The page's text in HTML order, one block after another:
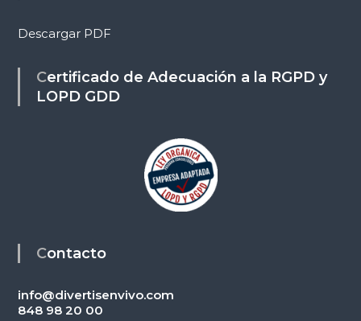
Descargar PDF
Certificado de Adecuación a la RGPD y
LOPD GDD
Contacto
info@divertisenvivo.com
848 98 20 00